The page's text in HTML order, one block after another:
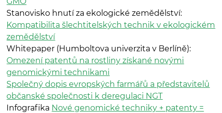
Stanovisko hnutí za ekologické zemědělství:
Kompatibilita šlechtitelských technik v ekologickém
zemědělství
Whitepaper (Humboltova univerzita v Berlíně):
Omezení patentů na rostliny získané novými
genomickými technikami
Společný dopis evropských farmářů a představitelů
občanské společnosti k deregulaci NGT
Infografika Nové genomické techniky + patenty =